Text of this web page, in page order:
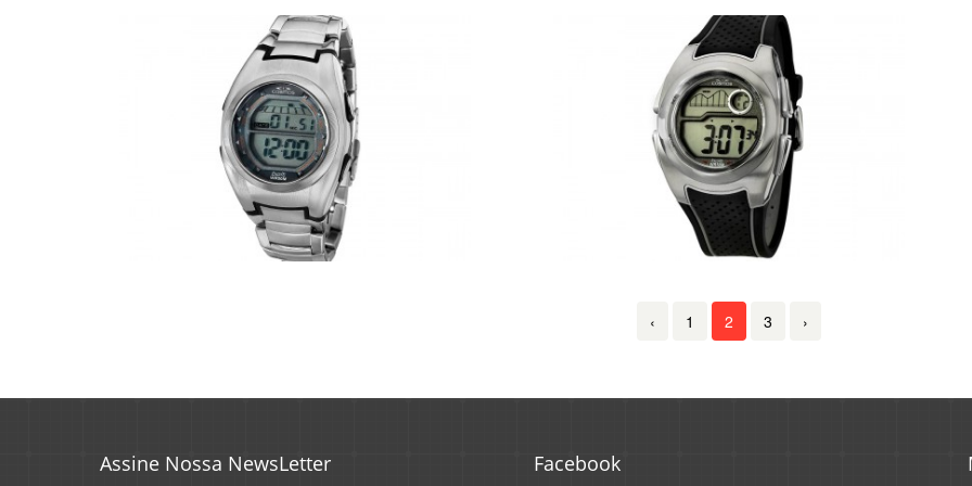
‹ 1 2 3 ›
Assine Nossa NewsLetter Facebook